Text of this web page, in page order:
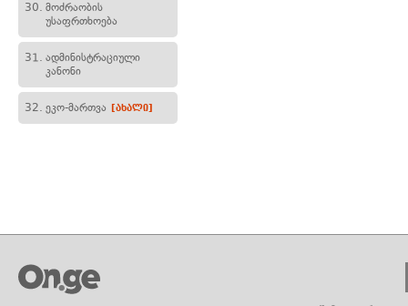
30. მოძრაობის
უსაფრთხოება
31. ადმინისტრაციული
კანონი
32. ეკო-მართვა [ახალი]